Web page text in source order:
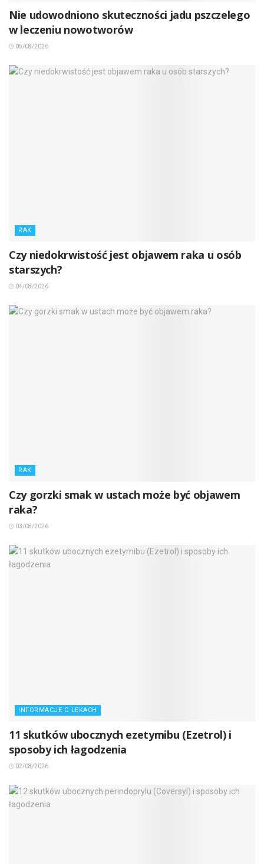
Nie udowodniono skuteczności jadu pszczelego
w leczeniu nowotworów
05/08/2026
RAK
Czy niedokrwistość jest objawem raka u osób
starszych?
04/08/2026
RAK
Czy gorzki smak w ustach może być objawem
raka?
03/08/2026
INFORMACJE O LEKACH
11 skutków ubocznych ezetymibu (Ezetrol) i
sposoby ich łagodzenia
02/08/2026